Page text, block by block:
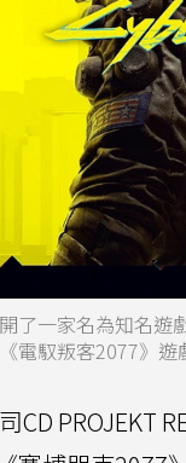
了一家名為知名
電馭叛客2077》遊
CD PROJEKT